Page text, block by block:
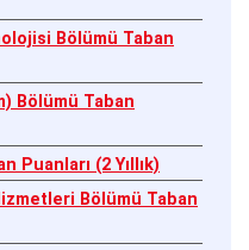
Bölümü Taban
Bölümü Taban
Puanları (2 Yıllık)
Bölümü Taban